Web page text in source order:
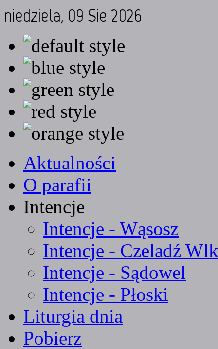
niedziela, 09 Sie 2026
Aktualności
O parafii
Intencje
Intencje - Wąsosz
Intencje - Czeladź
Intencje - Sądowel
Intencje - Płoski
Liturgia dnia
Pobierz